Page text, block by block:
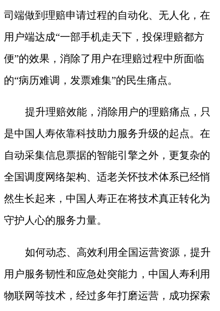
司端做到理赔申请过程的自动化、无人化，在
用户端达成“一部手机走天下，投保理赔都方
便”的效果，消除了用户在理赔过程中所面临
的“病历难调，发票难集”的民生痛点。
提升理赔效能，消除用户的理赔痛点，只
是中国人寿依靠科技助力服务升级的起点。在
自动采集信息票据的智能引擎之外，更复杂的
全国调度网络架构、适老关怀技术体系已经悄
然生长起来，中国人寿正在将技术真正转化为
守护人心的服务力量。
如何动态、高效利用全国运营资源，提升
用户服务韧性和应急处突能力，中国人寿利用
物联网等技术，经过多年打磨运营，成功探索